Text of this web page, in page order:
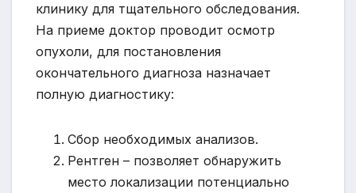
клинику для тщательного обследования.
На приеме доктор проводит осмотр
опухоли, для постановления
окончательного диагноза назначает
полную диагностику:
Сбор необходимых анализов.
Рентген – позволяет обнаружить
место локализации потенциально